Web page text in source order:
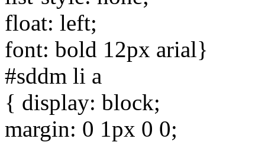
float: left;
font: bold 12px arial}
#sddm li a
{ display: block;
margin: 0 1px 0 0;